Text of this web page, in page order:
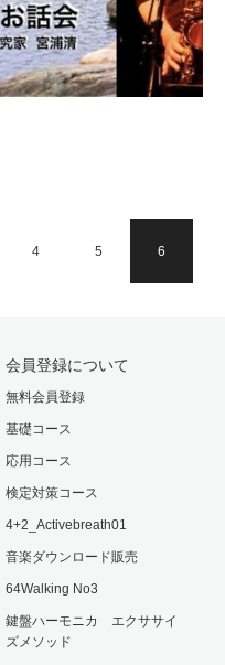
4 5 6
会員登録について
無料会員登録
基礎コース
応用コース
検定対策コース
4+2_Activebreath01
音楽ダウンロード販売
64Walking No3
鍵盤ハーモニカ エクササイ
ズメソッド